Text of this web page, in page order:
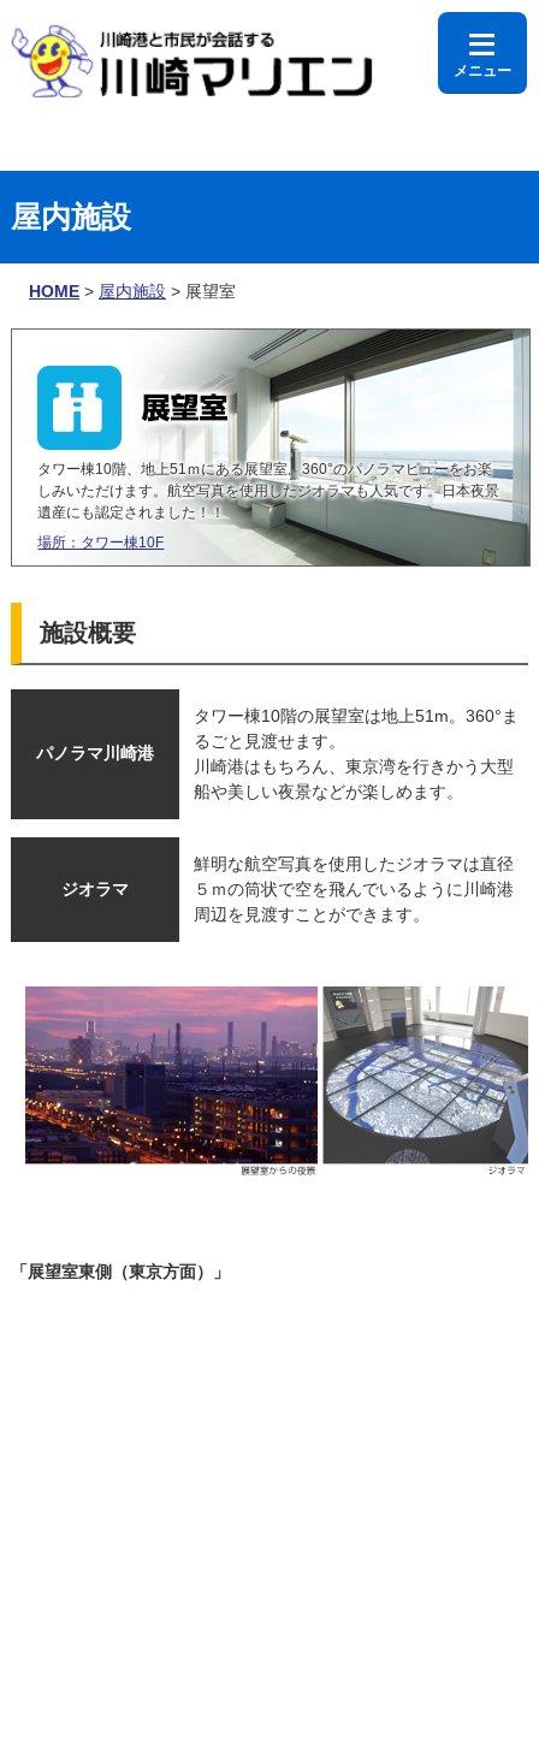
≡
メニュー
▼
屋内施設
HOME > 屋内施設 > 展望室
タワー棟10階、地上51ｍにある展望室。360°のパノラマビューをお楽
しみいただけます。航空写真を使用したジオラマも人気です。日本夜景
遺産にも認定されました！！
場所：タワー棟10F
施設概要
パノラマ川崎港
タワー棟10階の展望室は地上51m。360°ま
るごと見渡せます。
川崎港はもちろん、東京湾を行きかう大型
船や美しい夜景などが楽しめます。
ジオラマ
鮮明な航空写真を使用したジオラマは直径
５ｍの筒状で空を飛んでいるように川崎港
周辺を見渡すことができます。
「展望室東側（東京方面）」